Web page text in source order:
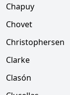
Chapuy
Chovet
Christophersen
Clarke
Clasón